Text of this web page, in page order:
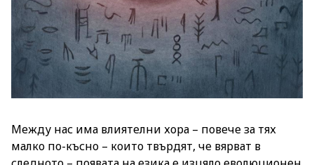
Между нас има влиятелни хора – повече за тях
малко по-късно – които твърдят, че вярват в